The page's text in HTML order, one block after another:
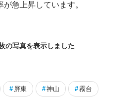
急上昇しています。
の写真を表示しました
# 屏東 #神山 #霧台